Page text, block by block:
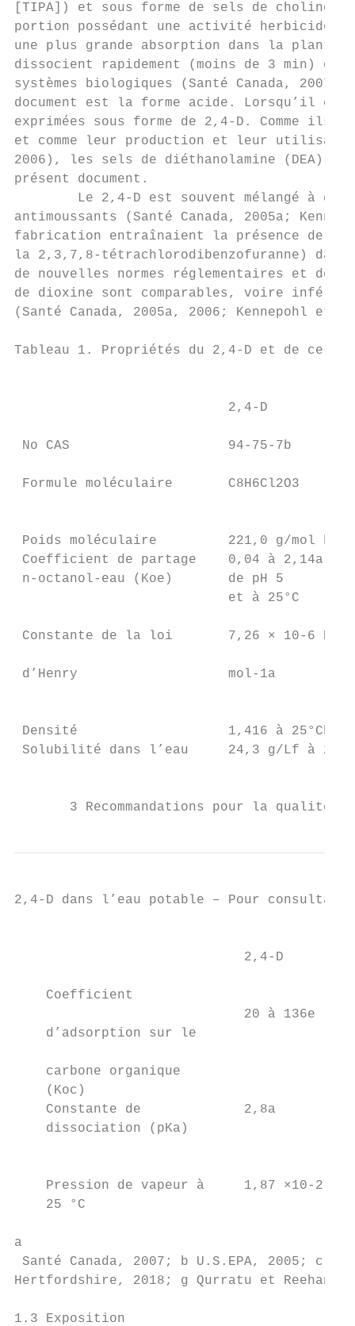
[TIPA]) et sous forme de sels de choline
portion possédant une activité herbicide
une plus grande absorption dans la plante
dissocient rapidement (moins de 3 min) en
systèmes biologiques (Santé Canada,
document est la forme acide. Lorsqu’il
exprimées sous forme de 2,4-D. Comme ils
et comme leur production et leur utilisation
2006), les sels de diéthanolamine (DEA)
présent document.
Le 2,4-D est souvent mélangé à
antimoussants (Santé Canada, 2005a;
fabrication entraînaient la présence de
la 2,3,7,8-tétrachlorodibenzofuranne)
de nouvelles normes réglementaires et de
de dioxine sont comparables, voire
(Santé Canada, 2005a, 2006; Kennepohl et
Tableau 1. Propriétés du 2,4-D et de
                           2,4-D
No CAS                    94-75-7b
Formule moléculaire       C8H6Cl2O3
Poids moléculaire         221,0 g/mol b
Coefficient de partage    0,04 à 2,14a à
n-octanol-eau (Koe)       de pH 5
et à 25°C
Constante de la loi       7,26 × 10-6 Pa
d’Henry                   mol-1a
Densité                   1,416 à 25°Cb
Solubilité dans l’eau     24,3 g/Lf à
3 Recommandations pour la qualité
2,4-D dans l’eau potable – Pour
                             2,4-D
    Coefficient
20 à 136e
    d’adsorption sur le
    carbone organique
    (Koc)
Constante de             2,8a
dissociation (pKa)
Pression de vapeur à     1,87 ×10-2
25 °C
a
Santé Canada, 2007; b U.S.EPA, 2005; c
Hertfordshire, 2018; g Qurratu et Reehan,
1.3 Exposition